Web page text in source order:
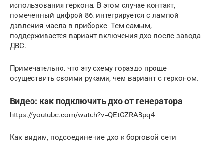
использования геркона. В этом случае контакт,
помеченный цифрой 86, интегрируется с лампой
давления масла в приборке. Тем самым,
поддерживается вариант включения дхо после завода
ДВС.
Примечательно, что эту схему гораздо проще
осуществить своими руками, чем вариант с герконом.
Видео: как подключить дхо от генератора
https://youtube.com/watch?v=QEtCZRABpq4
Как видим, подсоединение дхо к бортовой сети